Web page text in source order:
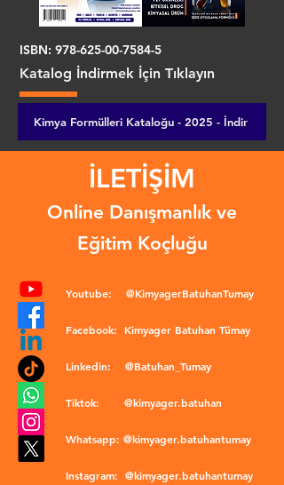
ISBN: 978-625-00-7584-5
Katalog İndirmek İçin Tıklayın
Kimya Formülleri Kataloğu - 2025 - İndir
İLETİŞİM
Online Danışmanlık ve
Eğitim Koçluğu
Youtube: @KimyagerBatuhanTumay
Facebook: Kimyager Batuhan Tümay
Linkedin: @Batuhan_Tumay
Tiktok: @kimyager.batuhan
Whatsapp: @kimyager.batuhantumay
Instagram: @kimyager.batuhantumay